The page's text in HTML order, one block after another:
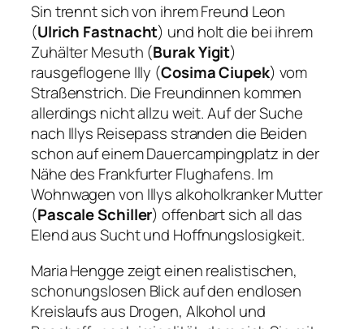
Sin trennt sich von ihrem Freund Leon
(Ulrich Fastnacht) und holt die bei ihrem
Zuhälter Mesuth (Burak Yigit)
rausgeflogene Illy (Cosima Ciupek) vom
Straßenstrich. Die Freundinnen kommen
allerdings nicht allzu weit. Auf der Suche
nach Illys Reisepass stranden die Beiden
schon auf einem Dauercampingplatz in der
Nähe des Frankfurter Flughafens. Im
Wohnwagen von Illys alkoholkranker Mutter
(Pascale Schiller) offenbart sich all das
Elend aus Sucht und Hoffnungslosigkeit.
Maria Hengge zeigt einen realistischen,
schonungslosen Blick auf den endlosen
Kreislaufs aus Drogen, Alkohol und